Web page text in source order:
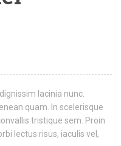
lacinia nunc.
quam. In scelerisque
tristique sem. Proin
lectus risus, iaculis vel,